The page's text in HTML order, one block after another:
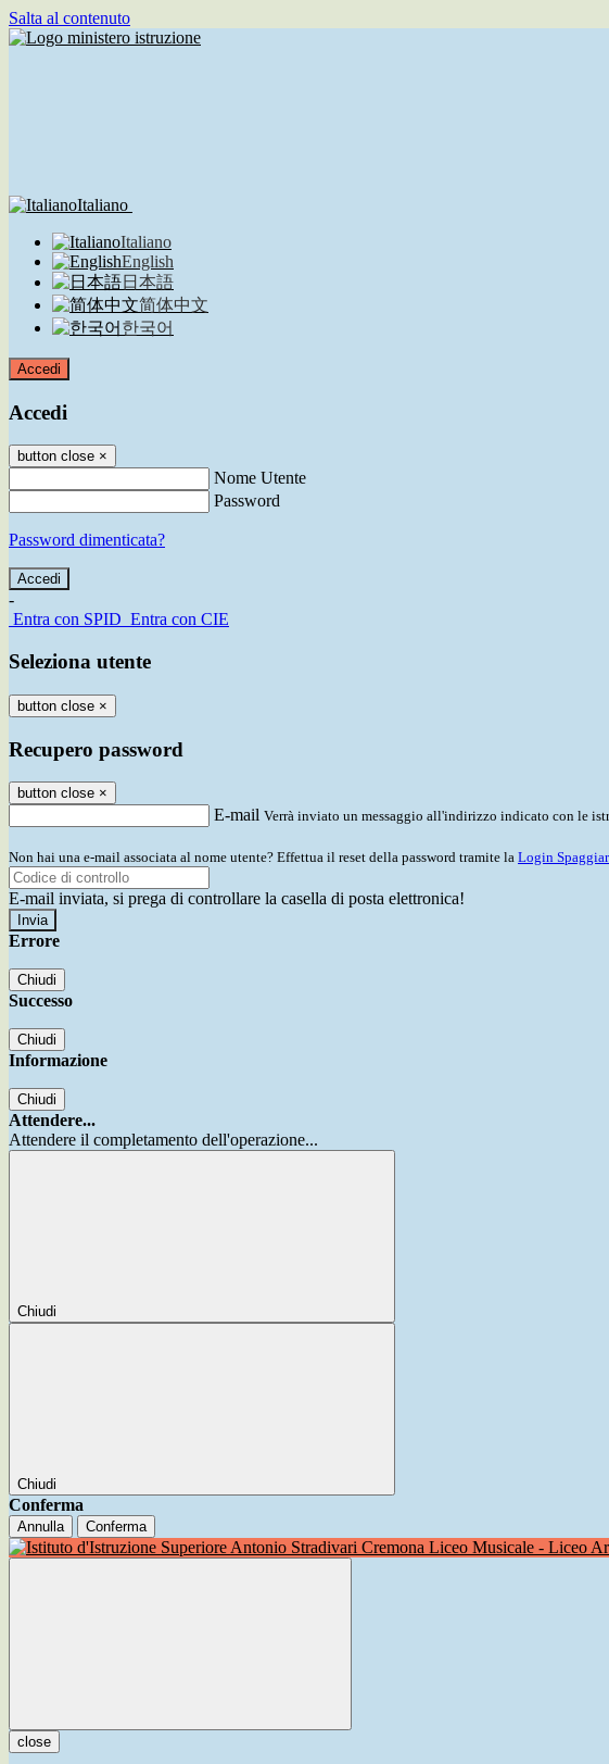
Salta al contenuto
Italiano
Italiano
English
日本語
简体中文
한국어
Accedi
Accedi
button close ×
Nome Utente
Password
Password dimenticata?
-
Entra con SPID Entra con CIE
Seleziona utente
button close ×
Recupero password
button close ×
E-mail Verrà inviato un messaggio all'indirizzo indicato con le
Non hai una e-mail associata al nome utente? Effettua il reset della password tramite la Login
E-mail inviata, si prega di controllare la casella di posta elettronica!
Errore
Chiudi
Successo
Chiudi
Informazione
Chiudi
Attendere...
Attendere il completamento dell'operazione...
Chiudi
Chiudi
Conferma
Annulla Conferma
Liceo Musicale - Liceo
close